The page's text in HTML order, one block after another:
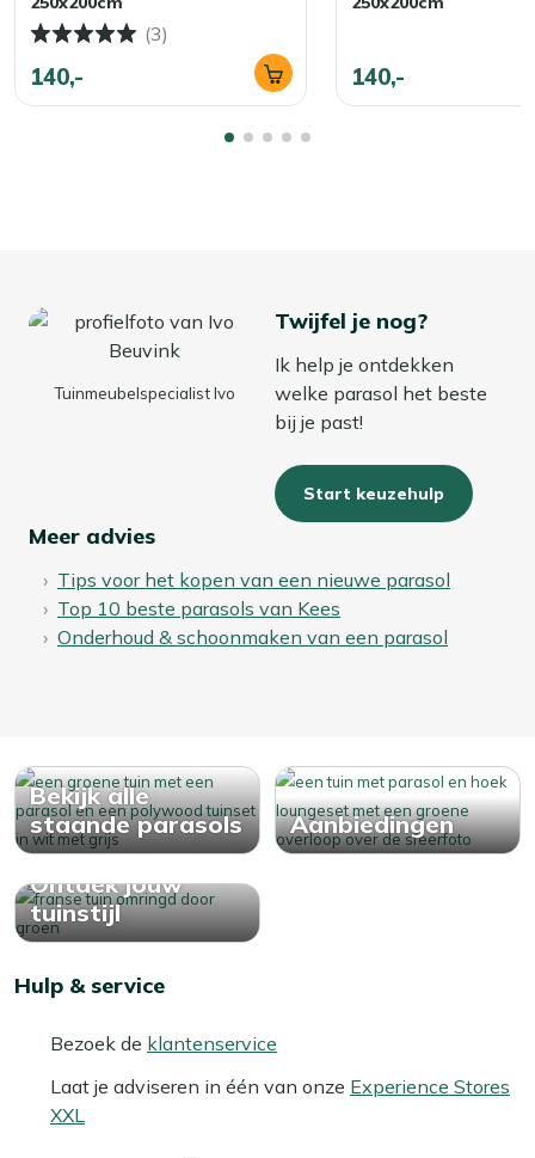
(3)
140,- 140,-
Tuinmeubelspecialist Ivo
Twijfel je nog?
Ik help je ontdekken
welke parasol het beste
bij je past!
Start keuzehulp
Meer advies
Tips voor het kopen van een nieuwe parasol
Top 10 beste parasols van Kees
Onderhoud & schoonmaken van een parasol
Bekijk alle
staande parasols
Aanbiedingen
Ontdek jouw
tuinstijl
Hulp & service
Bezoek de klantenservice
Laat je adviseren in één van onze Experience Stores
XXL